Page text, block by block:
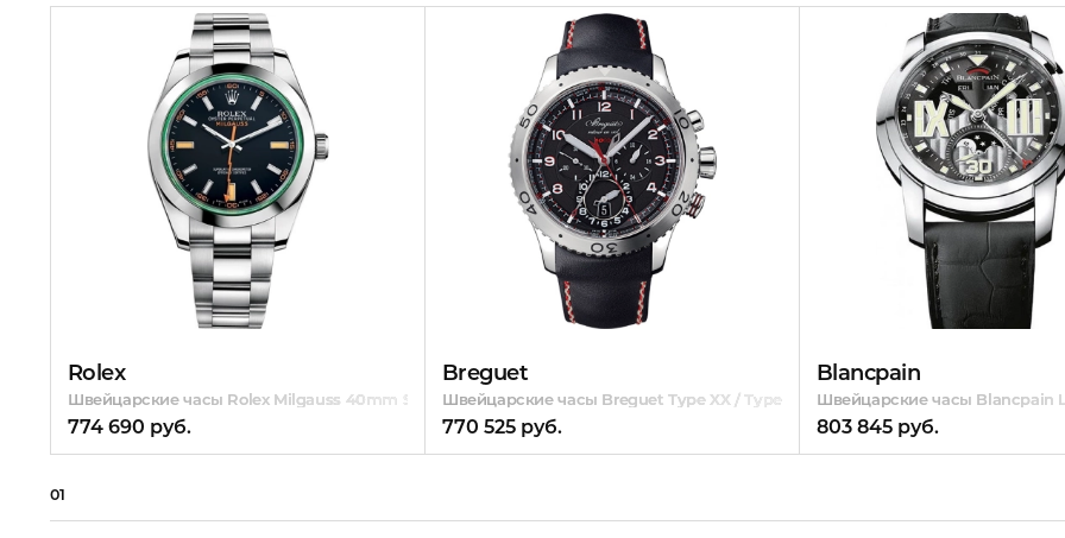
Rolex
Швейцарские часы Rolex Milgauss 40mm Steel
774 690 руб.
Breguet
Швейцарские часы Breguet Type XX / Type XXI GMT Flyback Chronograph 3880
770 525 руб.
Blancpain
Швейцарские часы Blancpain
803 845 руб.
01